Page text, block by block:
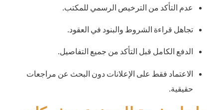
عدم التأكد من الترخيص الرسمي للمكتب.
تجاهل قراءة الشروط والبنود في العقود.
الدفع الكامل قبل التأكد من جميع التفاصيل.
الاعتماد فقط على الإعلانات دون البحث عن مراجعات
حقيقية.